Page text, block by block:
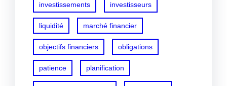
investissements investisseurs
liquidité marché financier
objectifs financiers obligations
patience planification